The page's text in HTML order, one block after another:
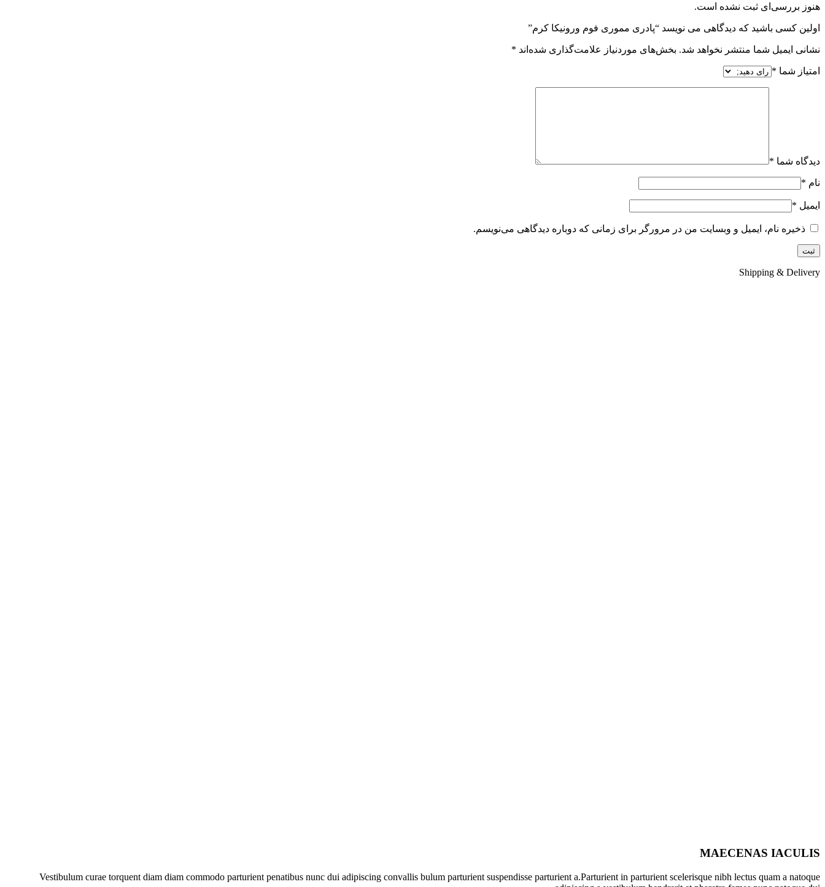
هنوز بررسی‌ای ثبت نشده است.
اولین کسی باشید که دیدگاهی می نویسد “پادری مموری فوم ورونیکا کرم”
نشانی ایمیل شما منتشر نخواهد شد. بخش‌های موردنیاز علامت‌گذاری شده‌اند *
امتیاز شما *
دیدگاه شما *
نام *
ایمیل *
ذخیره نام، ایمیل و وبسایت من در مرورگر برای زمانی که دوباره دیدگاهی می‌نویسم.
Shipping & Delivery
MAECENAS IACULIS
Vestibulum curae torquent diam diam commodo parturient penatibus nunc dui adipiscing convallis bulum parturient suspendisse parturient a.Parturient in parturient scelerisque nibh lectus quam a natoque